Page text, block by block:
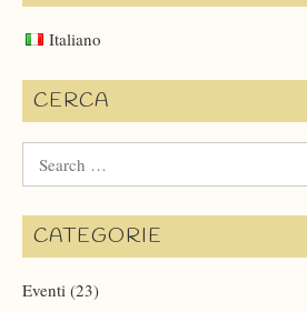
Italiano
CERCA
for:
CATEGORIE
Eventi (23)